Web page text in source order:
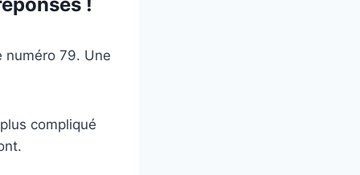
numéro 79. Une
compliqué